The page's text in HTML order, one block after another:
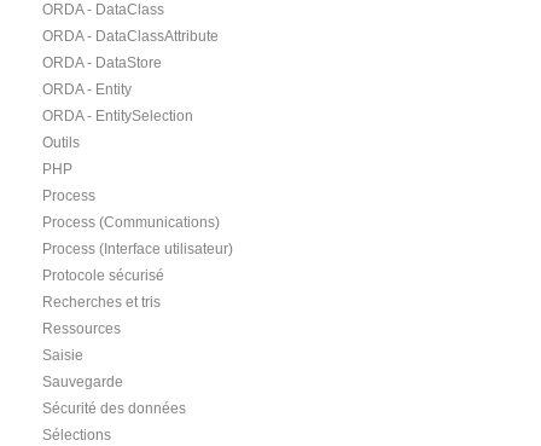
ORDA - DataClass
ORDA - DataClassAttribute
ORDA - DataStore
ORDA - Entity
ORDA - EntitySelection
Outils
PHP
Process
Process (Communications)
Process (Interface utilisateur)
Protocole sécurisé
Recherches et tris
Ressources
Saisie
Sauvegarde
Sécurité des données
Sélections